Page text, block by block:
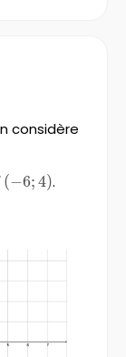
considère
6;4\right)
(−6; 4).